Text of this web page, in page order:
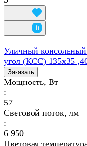
Уличный консольный
угол (КСС) 135х35
Заказать
Мощность, Вт
:
57
Световой поток, лм
:
6 950
Цветовая